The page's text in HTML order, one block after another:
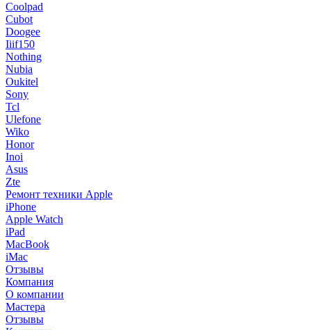
Coolpad
Cubot
Doogee
Iiif150
Nothing
Nubia
Oukitel
Sony
Tcl
Ulefone
Wiko
Honor
Inoi
Asus
Zte
Ремонт техники Apple
iPhone
Apple Watch
iPad
MacBook
iMac
Отзывы
Компания
О компании
Мастера
Отзывы